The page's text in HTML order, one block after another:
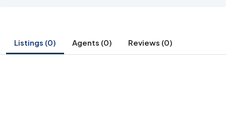
Listings (0) Agents (0) Reviews (0)